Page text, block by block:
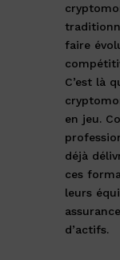
faire
C’est là
en jeu.
déjà
ces
leurs
d’actifs.